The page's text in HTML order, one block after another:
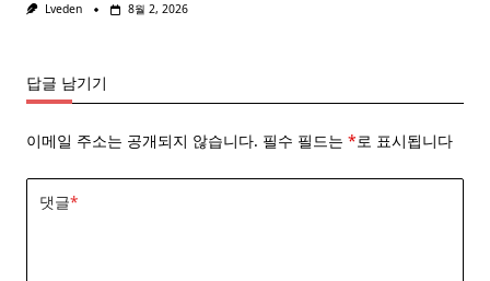
Lveden 8월 2, 2026
답글 남기기
이메일 주소는 공개되지 않습니다. 필수 필드는 *로 표시됩니다
댓글*